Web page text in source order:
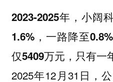
2023-2025年，小阔
1.6%，一路降至
仅5409万元，只有一
2025年12月31日，